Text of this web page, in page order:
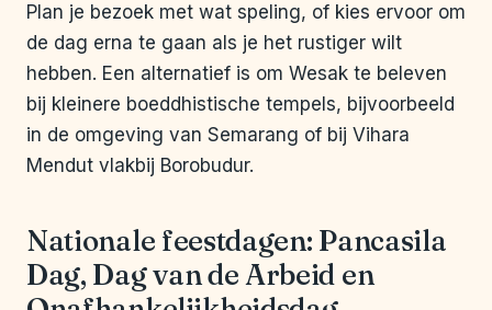
Plan je bezoek met wat speling, of kies ervoor om
de dag erna te gaan als je het rustiger wilt
hebben. Een alternatief is om Wesak te beleven
bij kleinere boeddhistische tempels, bijvoorbeeld
in de omgeving van Semarang of bij Vihara
Mendut vlakbij Borobudur.
Nationale feestdagen: Pancasila
Dag, Dag van de Arbeid en